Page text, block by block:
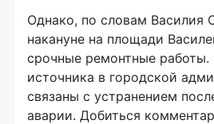
Однако, по словам Василия
накануне на площади
срочные ремонтные работы.
источника в городской
связаны с устранением
аварии. Добиться